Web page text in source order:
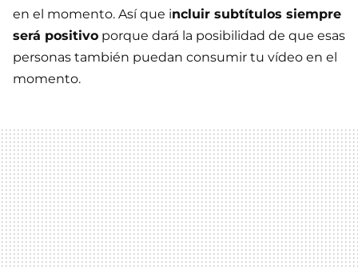
en el momento. Así que incluir subtítulos siempre
será positivo porque dará la posibilidad de que esas
personas también puedan consumir tu vídeo en el
momento.